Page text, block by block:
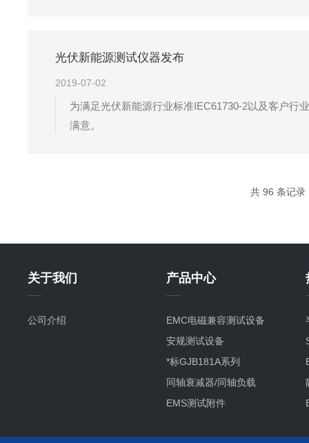
光伏新能源测试仪器发布
2019-07-02
为满足光伏新能源行业标准IEC61730-2以及客户行
满意。
共 96 条记
关于我们
公司介绍
产品中心
EMC电磁兼容测试设备
安规测试设备
*标GJB181A系列
同轴衰减器/同轴负载
EMS测试附件